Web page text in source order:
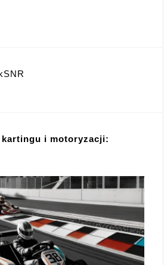
i motoryzacji: